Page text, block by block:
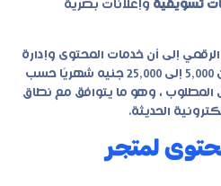
تسويقية وإعلانات بصرية
إلى أن خدمات المحتوى وإدارة
الحملات في مصر قد تتراوح بين 5,000 إلى 25,000 جنيه شهريًا حسب
المطلوب ، وهو ما يتوافق مع نطاق
الحديثة.
لمتجر